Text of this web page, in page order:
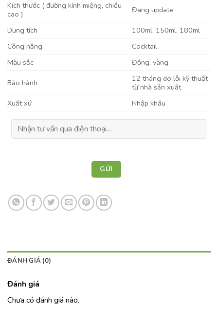
Kích thước ( đường kính miệng, chiều
cao )
Đang update
Dung tích
100ml, 150ml, 180ml
Công năng
Cocktail
Màu sắc
Đồng, vàng
Bảo hành
12 tháng do lỗi kỹ thuật
từ nhà sản xuất
Xuất xứ
Nhập khẩu
ĐÁNH GIÁ (0)
Đánh giá
Chưa có đánh giá nào.